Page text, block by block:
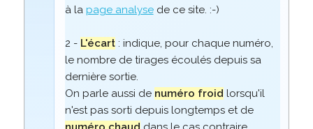
à la page analysede ce site. :-)
2 - L'écart: indique, pour chaque numéro,
le nombre de tirages écoulés depuis sa
dernière sortie.
On parle aussi de numéro froid lorsqu'il
n'est pas sorti depuis longtemps et de